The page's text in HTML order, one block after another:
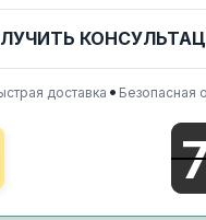
доставка • Безопасная